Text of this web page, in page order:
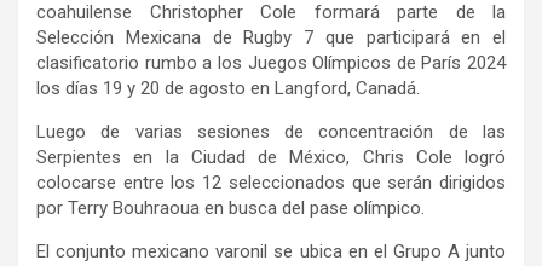
coahuilense Christopher Cole formará parte de la
Selección Mexicana de Rugby 7 que participará en el
clasificatorio rumbo a los Juegos Olímpicos de París 2024
los días 19 y 20 de agosto en Langford, Canadá.
Luego de varias sesiones de concentración de las
Serpientes en la Ciudad de México, Chris Cole logró
colocarse entre los 12 seleccionados que serán dirigidos
por Terry Bouhraoua en busca del pase olímpico.
El conjunto mexicano varonil se ubica en el Grupo A junto